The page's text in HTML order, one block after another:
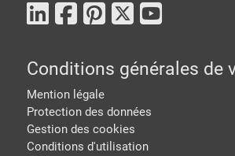
Conditions générales de
Mention légale
Protection des données
Gestion des cookies
Conditions d'utilisation